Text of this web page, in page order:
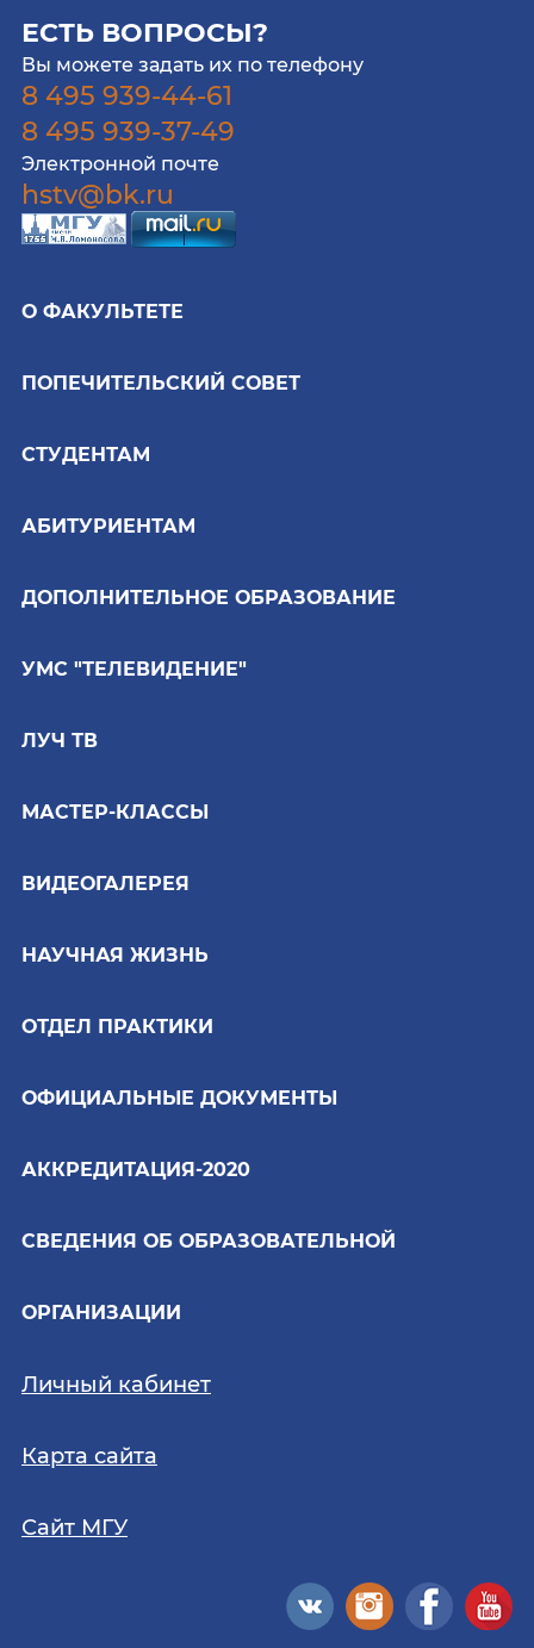
ЕСТЬ ВОПРОСЫ?
Вы можете задать их по телефону
8 495 939-44-61
8 495 939-37-49
Электронной почте
hstv@bk.ru
О ФАКУЛЬТЕТЕ
ПОПЕЧИТЕЛЬСКИЙ СОВЕТ
СТУДЕНТАМ
АБИТУРИЕНТАМ
ДОПОЛНИТЕЛЬНОЕ ОБРАЗОВАНИЕ
УМС "ТЕЛЕВИДЕНИЕ"
ЛУЧ ТВ
МАСТЕР-КЛАССЫ
ВИДЕОГАЛЕРЕЯ
НАУЧНАЯ ЖИЗНЬ
ОТДЕЛ ПРАКТИКИ
ОФИЦИАЛЬНЫЕ ДОКУМЕНТЫ
АККРЕДИТАЦИЯ-2020
СВЕДЕНИЯ ОБ ОБРАЗОВАТЕЛЬНОЙ
ОРГАНИЗАЦИИ
Личный кабинет
Карта сайта
Сайт МГУ